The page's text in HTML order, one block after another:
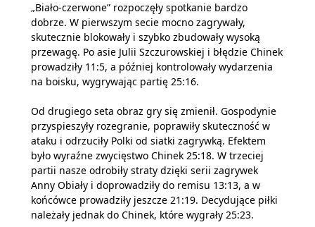
„Biało-czerwone” rozpoczęły spotkanie bardzo
dobrze. W pierwszym secie mocno zagrywały,
skutecznie blokowały i szybko zbudowały wysoką
przewagę. Po asie Julii Szczurowskiej i błędzie Chinek
prowadziły 11:5, a później kontrolowały wydarzenia
na boisku, wygrywając partię 25:16.
Od drugiego seta obraz gry się zmienił. Gospodynie
przyspieszyły rozegranie, poprawiły skuteczność w
ataku i odrzuciły Polki od siatki zagrywką. Efektem
było wyraźne zwycięstwo Chinek 25:18. W trzeciej
partii nasze odrobiły straty dzięki serii zagrywek
Anny Obiały i doprowadziły do remisu 13:13, a w
końcówce prowadziły jeszcze 21:19. Decydujące piłki
należały jednak do Chinek, które wygrały 25:23.